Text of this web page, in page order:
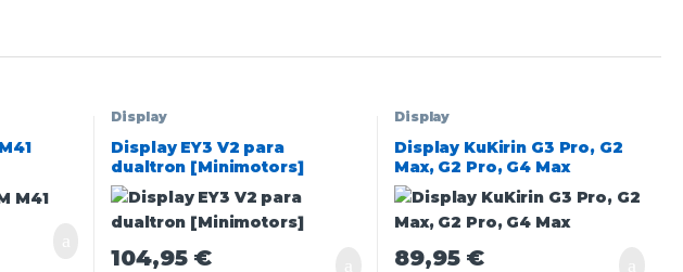
Display
Display EY3 V2 para
dualtron [Minimotors]
104,95 €
Display
Display KuKirin G3 Pro, G2
Max, G2 Pro, G4 Max
89,95 €